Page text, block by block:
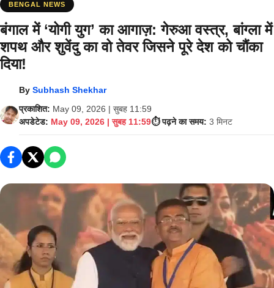
BENGAL NEWS
बंगाल में ‘योगी युग’ का आगाज़: गेरुआ वस्त्र, बांग्ला में
शपथ और शुवेंदु का वो तेवर जिसने पूरे देश को चौंका
दिया!
By Subhash Shekhar
प्रकाशित: May 09, 2026 | सुबह 11:59
अपडेटेड: May 09, 2026 | सुबह 11:59⏱️ पढ़ने का समय: 3 मिनट